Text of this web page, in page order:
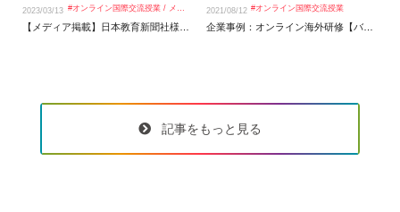
2023/03/13 #オンライン国際交流授業/ メディア掲載＆ビジネスコンテスト 2021/08/12 #オンライン国際交流授業
企業事例：オンライン海外研修【バイアコム・ネットワークス・ジャパン株式会社】
記事をもっと見る